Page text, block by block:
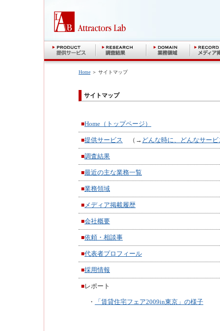
Home ＞ サイトマップ
サイトマップ
■Home（トップページ）
■提供サービス （→ どんな時に、どんなサー
■調査結果
■最近の主な業務一覧
■業務領域
■メディア掲載履歴
■会社概要
■依頼・相談事
■代表者プロフィール
■採用情報
■レポート
・ 「賃貸住宅フェア2009in東京」の様子